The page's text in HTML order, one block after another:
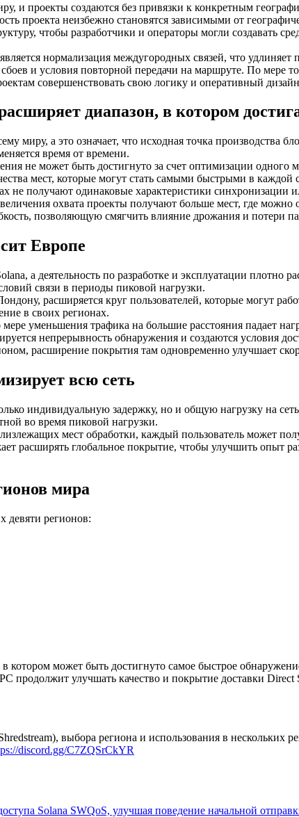
и проекты создаются без привязки к конкретным
проекта неизбежно становятся зависимыми от
чтобы разработчики и операторы могли создавать
нормализация междугородных связей, что удлиняет
и условия повторной передачи на маршруте. По мере
совершенствовать свою логику и оперативный
диапазон, в котором
миру, а это означает, что исходная точка производства
время от времени.
не может быть достигнуто за счет оптимизации
мест, которые могут стать самыми быстрыми в каждой
не получают одинаковые характеристики синхронизации
охвата проекты получают больше мест, где
позволяющую смягчить влияние дрожания и потери
Европе
а деятельность по разработке и эксплуатации плотно
связи в периоды пиковой нагрузки.
расширяется круг пользователей, которые могут
в своих регионах.
уменьшения трафика на большие расстояния падает
непрерывность обнаружения и создаются условия
расширение покрытия там одновременно улучшает
всю сеть
индивидуальную задержку, но и общую нагрузку на
во время пиковой нагрузки.
мест обработки, каждый пользователь может
расширять глобальное покрытие, чтобы улучшить опыт
мира
девяти регионов:
котором может быть достигнуто самое быстрое
продолжит улучшать качество и покрытие доставки
выбора региона и использования в
discord.gg/C7ZQSrCkYR
Solana SWQoS, улучшая поведение начальной